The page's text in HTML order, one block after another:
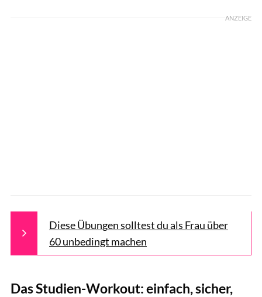
ANZEIGE
Diese Übungen solltest du als Frau über
60 unbedingt machen
Das Studien-Workout: einfach, sicher,